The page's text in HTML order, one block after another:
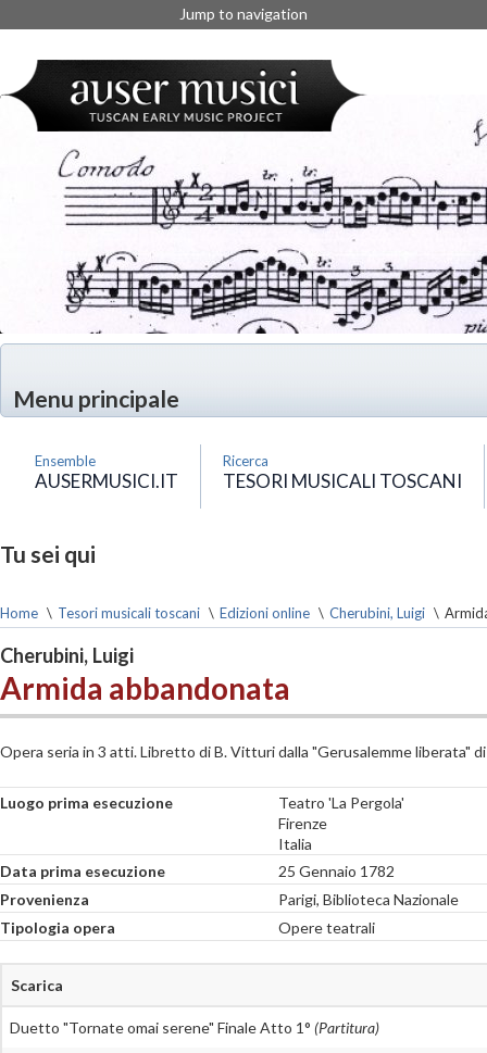
Jump to navigation
Menu principale
Ensemble
AUSERMUSICI.IT
Ricerca
TESORI MUSICALI TOSCANI
Tu sei qui
Home \ Tesori musicali toscani \ Edizioni online \ Cherubini, Luigi \
Cherubini, Luigi
Armida abbandonata
Opera seria in 3 atti. Libretto di B. Vitturi dalla "Gerusalemme liberata"
Luogo prima esecuzione
Teatro 'La Pergola'
Firenze
Italia
Data prima esecuzione
25 Gennaio 1782
Provenienza
Parigi, Biblioteca Nazionale
Tipologia opera
Opere teatrali
Scarica
Duetto "Tornate omai serene" Finale Atto 1° (Partitura)